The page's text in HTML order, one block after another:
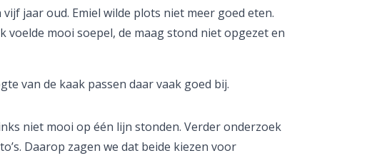
jaar oud. Emiel wilde plots niet meer goed eten.
voelde mooi soepel, de maag stond niet opgezet en
van de kaak passen daar vaak goed bij.
niet mooi op één lijn stonden. Verder onderzoek
Daarop zagen we dat beide kiezen voor